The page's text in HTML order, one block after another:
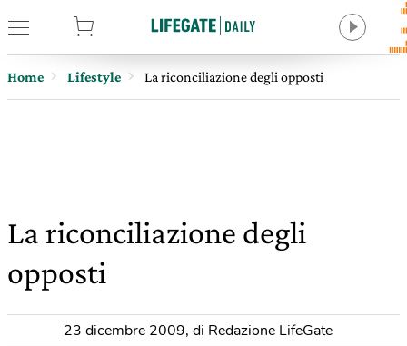
Home Lifestyle La riconciliazione degli opposti
La riconciliazione degli
opposti
23 dicembre 2009, di Redazione LifeGate